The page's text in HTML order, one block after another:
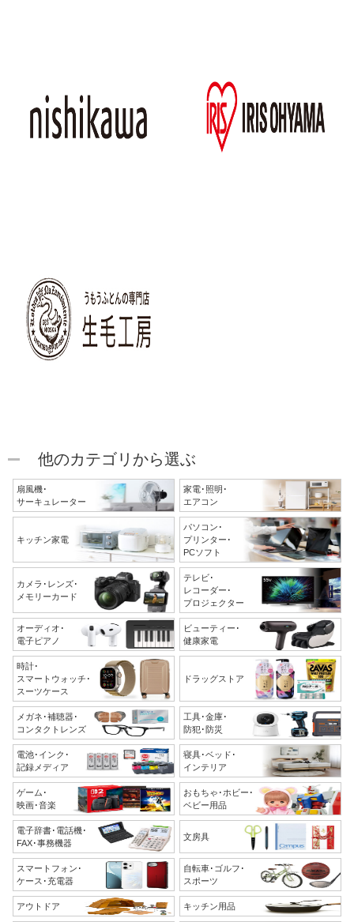
他のカテゴリから選ぶ
扇風機･
サーキュレーター
家電･照明･
エアコン
キッチン家電
パソコン･
プリンター･
PCソフト
カメラ･レンズ･
メモリーカード
テレビ･
レコーダー･
プロジェクター
オーディオ･
電子ピアノ
ビューティー･
健康家電
時計･
スマートウォッチ･
スーツケース
ドラッグストア
メガネ･補聴器･
コンタクトレンズ
工具･金庫･
防犯･防災
電池･インク･
記録メディア
寝具･ベッド･
インテリア
ゲーム･
映画･音楽
おもちゃ･ホビー･
ベビー用品
電子辞書･電話機･
FAX･事務機器
文房具
スマートフォン･
ケース･充電器
自転車･ゴルフ･
スポーツ
アウトドア キッチン用品